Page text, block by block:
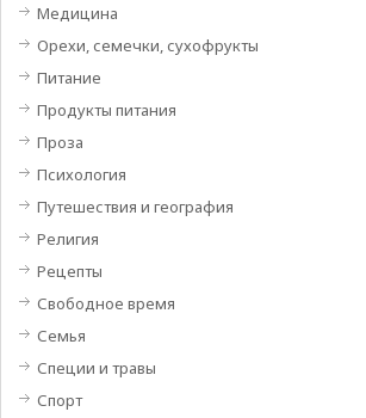
Медицина
Орехи, семечки, сухофрукты
Питание
Продукты питания
Проза
Психология
Путешествия и география
Религия
Рецепты
Свободное время
Семья
Специи и травы
Спорт